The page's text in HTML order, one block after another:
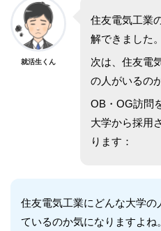
就活生くん
住友電気工業
解できました。
次は、住友電
の人がいるの
OB・OG訪問
大学から採用
ります：
住友電気工業にどんな大学の
ているのか気になりますよね。